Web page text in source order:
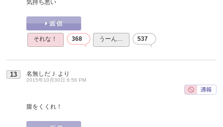
気持ち悪い
それな！ 368 うーん… 537
13 名無しだＪ より
2015年10月30日 6:56 PM
腹をくくれ！